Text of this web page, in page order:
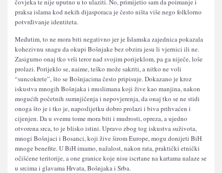
čovjeka te nije uputno u to ulaziti. No, primijetio sam da poimanje i
praksa islama kod nekih dijasporaca je često ništa više nego folklorno
potvrđivanje identiteta.
Međutim, to ne mora biti negativno jer je Islamska zajednica pokazala
kohezivnu snagu da okupi Bošnjake bez obzira jesu li vjernici ili ne.
Zasigurno onaj tko vrši teror nad svojim porijeklom, pa ga niječe, loše
prolazi. Porijeklo se, naime, teško može sakriti, a nitko ne voli
“suncokrete”, što se Bošnjacima često pripisuje. Dokazano je kroz
iskustva mnogih Bošnjaka i muslimana koji žive kao manjina, nakon
mogućih početnih sumnjičenja i nepovjerenja, da onaj tko se ne stidi
onoga što je i tko je, naposlijetku dobro prolazi i biva prihvaćen i
cijenjen. Da u svemu tome mora biti i mudrosti, opreza, a ujedno
otvorena srca, to je blisko istini. Upravo zbog tog iskustva suživota,
mnogi Bošnjaci i Bosanci, koji žive širom Europe, mogu donijeti BiH
mnoge benefite. U BiH imamo, nažalost, nakon rata, praktički etnički
očišćene teritorije, a one granice koje nisu iscrtane na kartama nalaze se
u srcima i glavama Hrvata, Bošnjaka i Srba.